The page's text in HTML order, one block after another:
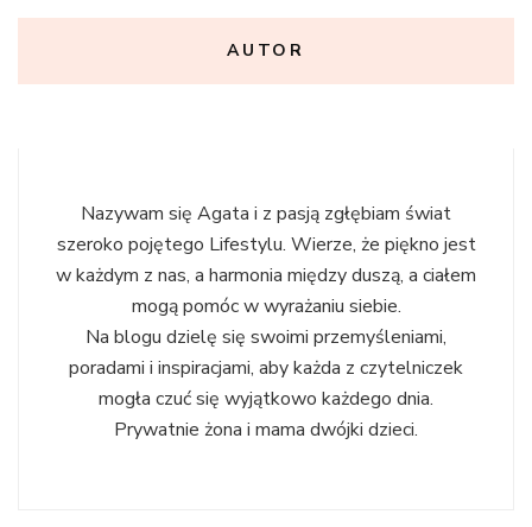
AUTOR
Nazywam się Agata i z pasją zgłębiam świat
szeroko pojętego Lifestylu. Wierze, że piękno jest
w każdym z nas, a harmonia między duszą, a ciałem
mogą pomóc w wyrażaniu siebie.
Na blogu dzielę się swoimi przemyśleniami,
poradami i inspiracjami, aby każda z czytelniczek
mogła czuć się wyjątkowo każdego dnia.
Prywatnie żona i mama dwójki dzieci.